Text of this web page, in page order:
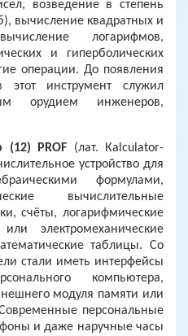
возведение в степень
вычисление квадратных и
логарифмов,
и гиперболических
операции. До появления
этот инструмент служил
орудием инженеров,
(12) PROF (лат. Кalculator-
устройство для
формулами,
вычислительные
счёты, логарифмические
электромеханические
таблицы. Со
стали иметь интерфейсы
компьютера,
модуля памяти или
персональные
и даже наручные часы